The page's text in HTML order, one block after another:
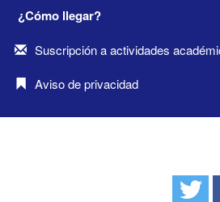
¿Cómo llegar?
Suscripción a actividades
Aviso de privacidad